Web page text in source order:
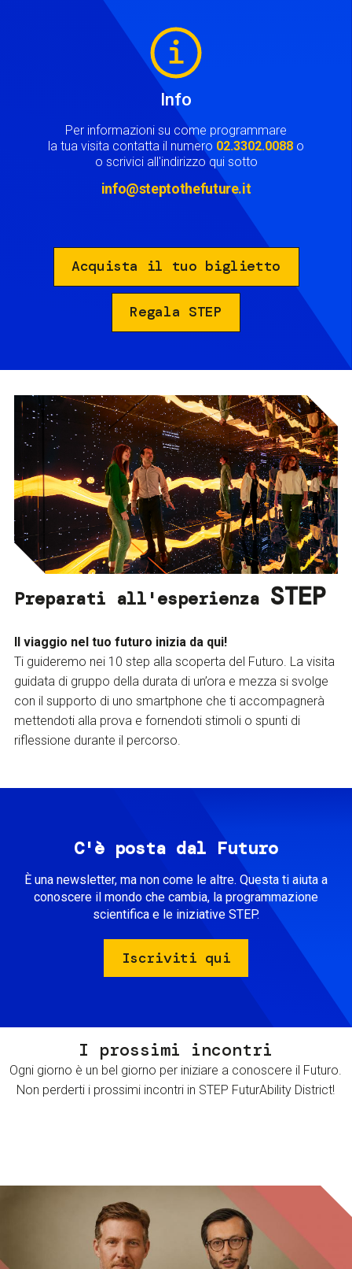
Info
Per informazioni su come programmare
la tua visita contatta il numero 02.3302.0088 o
o scrivici all'indirizzo qui sotto
info@steptothefuture.it
Acquista il tuo biglietto
Regala STEP
Preparati all'esperienza STEP
Il viaggio nel tuo futuro inizia da qui!
Ti guideremo nei 10 step alla scoperta del Futuro. La visita
guidata di gruppo della durata di un’ora e mezza si svolge
con il supporto di uno smartphone che ti accompagnerà
mettendoti alla prova e fornendoti stimoli o spunti di
riflessione durante il percorso.
C'è posta dal Futuro
È una newsletter, ma non come le altre. Questa ti aiuta a
conoscere il mondo che cambia, la programmazione
scientifica e le iniziative STEP.
Iscriviti qui
I prossimi incontri
Ogni giorno è un bel giorno per iniziare a conoscere il Futuro.
Non perderti i prossimi incontri in STEP FuturAbility District!